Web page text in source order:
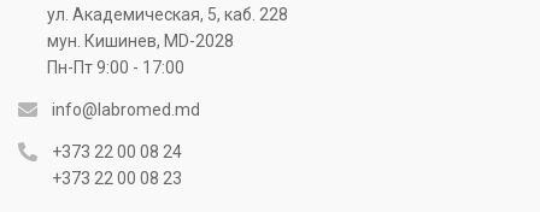
ул. Академическая, 5, каб. 228
мун. Кишинев, MD-2028
Пн-Пт 9:00 - 17:00
info@labromed.md
+373 22 00 08 24
+373 22 00 08 23